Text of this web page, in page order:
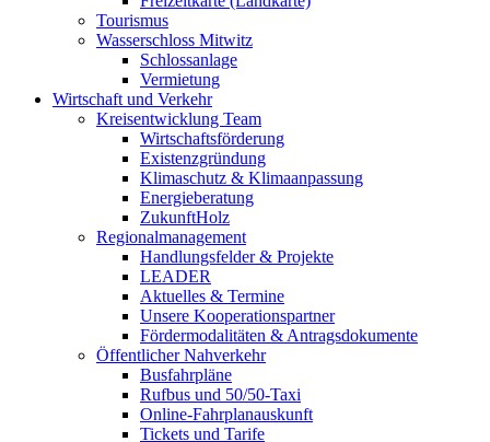
Tourismus
Wasserschloss Mitwitz
Schlossanlage
Vermietung
Wirtschaft und Verkehr
Kreisentwicklung Team
Wirtschaftsförderung
Existenzgründung
Klimaschutz & Klimaanpassung
Energieberatung
ZukunftHolz
Regionalmanagement
Handlungsfelder & Projekte
LEADER
Aktuelles & Termine
Unsere Kooperationspartner
Fördermodalitäten & Antragsdokumente
Öffentlicher Nahverkehr
Busfahrpläne
Rufbus und 50/50-Taxi
Online-Fahrplanauskunft
Tickets und Tarife